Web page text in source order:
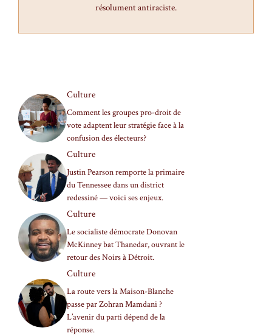
résolument antiraciste.
Culture
Comment les groupes pro-droit de
vote adaptent leur stratégie face à la
confusion des électeurs?
Culture
Justin Pearson remporte la primaire
du Tennessee dans un district
redessiné — voici ses enjeux.
Culture
Le socialiste démocrate Donovan
McKinney bat Thanedar, ouvrant le
retour des Noirs à Détroit.
Culture
La route vers la Maison-Blanche
passe par Zohran Mamdani ?
L’avenir du parti dépend de la
réponse.